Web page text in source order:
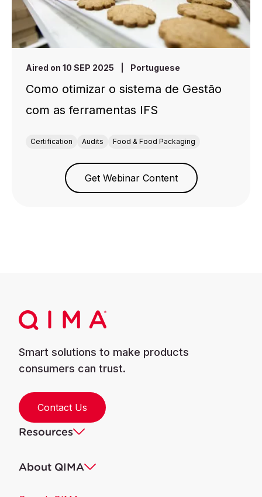
Aired on 10 SEP 2025 Portuguese
Como otimizar o sistema de Gestão
com as ferramentas IFS
Certification Audits Food & Food Packaging
Get Webinar Content
Smart solutions to make products
consumers can trust.
Contact Us
Resources
About QIMA